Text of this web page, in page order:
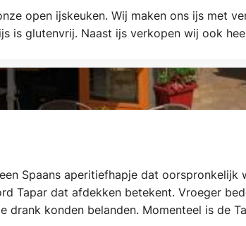
open ijskeuken. Wij maken ons ijs met
is glutenvrij. Naast ijs verkopen wij ook
Spaans aperitiefhapje dat
Tapar dat afdekken betekent. Vroeger
konden belanden. Momenteel is de